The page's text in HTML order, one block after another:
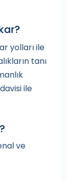
yolları ile
tanı
ile
ve